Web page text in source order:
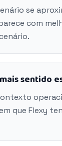
se
com
sentido
que Flexy